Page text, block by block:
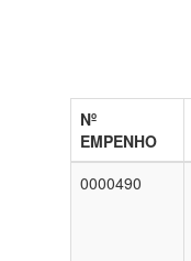
Nº
EMPENHO
0000490